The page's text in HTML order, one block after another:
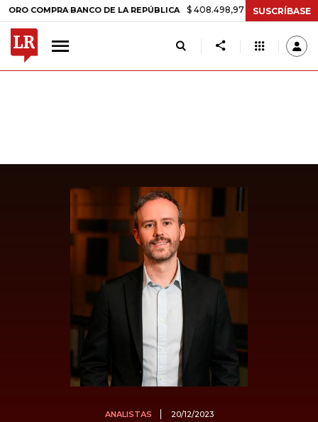
BANCO DE LA REPÚBLICA $ 408.498,97 +$ 8.753,81 +2,19%
SUSCRÍBASE
ANALISTAS 20/12/2023